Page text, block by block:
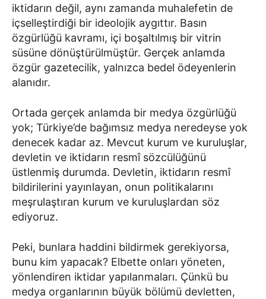
iktidarın değil, aynı zamanda muhalefetin de
içselleştirdiği bir ideolojik aygıttır. Basın
özgürlüğü kavramı, içi boşaltılmış bir vitrin
süsüne dönüştürülmüştür. Gerçek anlamda
özgür gazetecilik, yalnızca bedel ödeyenlerin
alanıdır.
Ortada gerçek anlamda bir medya özgürlüğü
yok; Türkiye’de bağımsız medya neredeyse yok
denecek kadar az. Mevcut kurum ve kuruluşlar,
devletin ve iktidarın resmî sözcülüğünü
üstlenmiş durumda. Devletin, iktidarın resmî
bildirilerini yayınlayan, onun politikalarını
meşrulaştıran kurum ve kuruluşlardan söz
ediyoruz.
Peki, bunlara haddini bildirmek gerekiyorsa,
bunu kim yapacak? Elbette onları yöneten,
yönlendiren iktidar yapılanmaları. Çünkü bu
medya organlarının büyük bölümü devletten,